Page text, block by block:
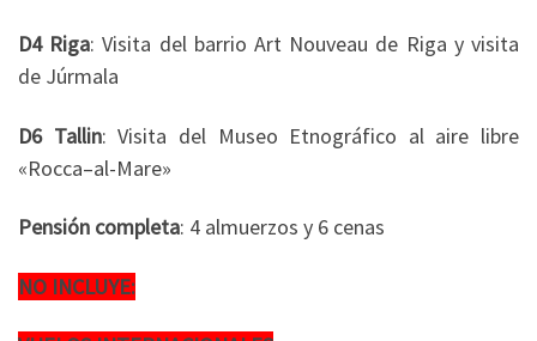
D4 Riga: Visita del barrio Art Nouveau de Riga y visita
de Júrmala
D6 Tallin: Visita del Museo Etnográfico al aire libre
«Rocca–al-Mare»
Pensión completa: 4 almuerzos y 6 cenas
NO INCLUYE: